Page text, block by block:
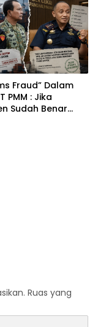
Fraud” Dalam
PMM : Jika
Sudah Benar
Ruas yang